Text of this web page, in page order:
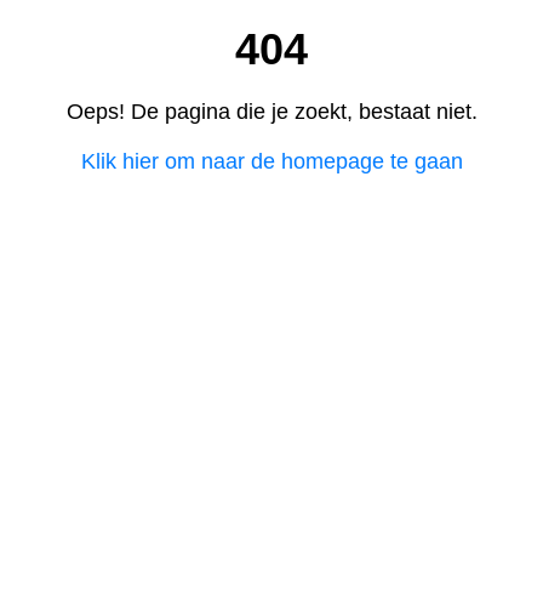
404
Oeps! De pagina die je zoekt, bestaat niet.
Klik hier om naar de homepage te gaan